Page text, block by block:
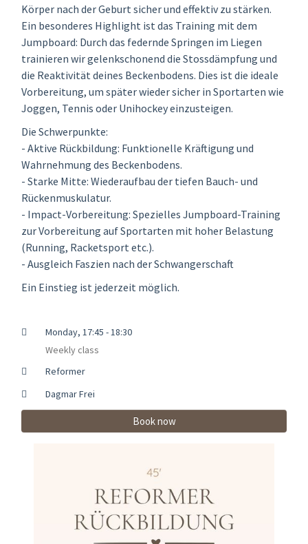
Körper nach der Geburt sicher und effektiv zu stärken.
Ein besonderes Highlight ist das Training mit dem
Jumpboard: Durch das federnde Springen im Liegen
trainieren wir gelenkschonend die Stossdämpfung und
die Reaktivität deines Beckenbodens. Dies ist die ideale
Vorbereitung, um später wieder sicher in Sportarten wie
Joggen, Tennis oder Unihockey einzusteigen.
Die Schwerpunkte:
- Aktive Rückbildung: Funktionelle Kräftigung und
Wahrnehmung des Beckenbodens.
- Starke Mitte: Wiederaufbau der tiefen Bauch- und
Rückenmuskulatur.
- Impact-Vorbereitung: Spezielles Jumpboard-Training
zur Vorbereitung auf Sportarten mit hoher Belastung
(Running, Racketsport etc.).
- Ausgleich Faszien nach der Schwangerschaft
Ein Einstieg ist jederzeit möglich.
Monday, 17:45 - 18:30
Weekly class
Reformer
Dagmar Frei
Book now